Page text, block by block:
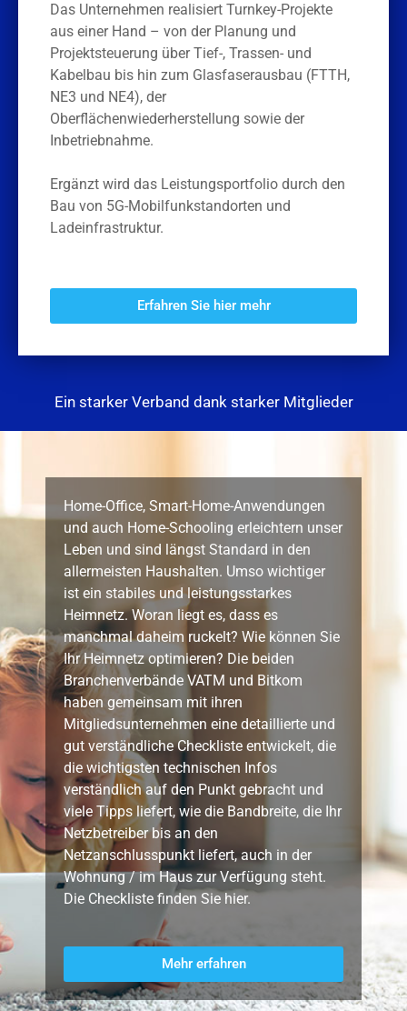
Das Unternehmen realisiert Turnkey-Projekte
aus einer Hand – von der Planung und
Projektsteuerung über Tief-, Trassen- und
Kabelbau bis hin zum Glasfaserausbau (FTTH,
NE3 und NE4), der
Oberflächenwiederherstellung sowie der
Inbetriebnahme.
Ergänzt wird das Leistungsportfolio durch den
Bau von 5G-Mobilfunkstandorten und
Ladeinfrastruktur.
Erfahren Sie hier mehr
Ein starker Verband dank starker Mitglieder
Home-Office, Smart-Home-Anwendungen
und auch Home-Schooling erleichtern unser
Leben und sind längst Standard in den
allermeisten Haushalten. Umso wichtiger
ist ein stabiles und leistungsstarkes
Heimnetz. Woran liegt es, dass es
manchmal daheim ruckelt? Wie können Sie
Ihr Heimnetz optimieren? Die beiden
Branchenverbände VATM und Bitkom
haben gemeinsam mit ihren
Mitgliedsunternehmen eine detaillierte und
gut verständliche Checkliste entwickelt, die
die wichtigsten technischen Infos
verständlich auf den Punkt gebracht und
viele Tipps liefert, wie die Bandbreite, die Ihr
Netzbetreiber bis an den
Netzanschlusspunkt liefert, auch in der
Wohnung / im Haus zur Verfügung steht.
Die Checkliste finden Sie hier.
Mehr erfahren